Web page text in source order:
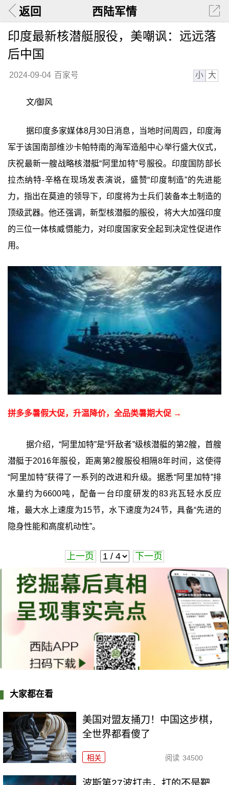
返回 西陆军情
印度最新核潜艇服役，美嘲讽：远远落
后中国
2024-09-04 百家号 小 大
文/御风
据印度多家媒体8月30日消息，当地时间周四，印度海
军于该国南部维沙卡帕特南的海军造船中心举行盛大仪式，
庆祝最新一艘战略核潜艇“阿里加特”号服役。印度国防部长
拉杰纳特-辛格在现场发表演说，盛赞“印度制造”的先进能
力，指出在莫迪的领导下，印度将为士兵们装备本土制造的
顶级武器。他还强调，新型核潜艇的服役，将大大加强印度
的三位一体核威慑能力，对印度国家安全起到决定性促进作
用。
拼多多暑假大促，升温降价，全品类暑期大促 →
据介绍，“阿里加特”是“歼敌者”级核潜艇的第2艘，首艘
潜艇于2016年服役，距离第2艘服役相隔8年时间，这使得
“阿里加特”获得了一系列的改进和升级。据悉“阿里加特”排
水量约为6600吨，配备一台印度研发的83兆瓦轻水反应
堆，最大水上速度为15节，水下速度为24节，具备“先进的
隐身性能和高度机动性”。
上一页 下一页
大家都在看
美国对盟友捅刀！中国这步棋，
全世界都看傻了
相关 阅读 34500